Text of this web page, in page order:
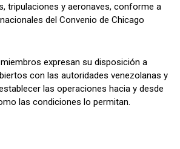
tripulaciones y aeronaves, conforme a
del Convenio de Chicago
expresan su disposición a
con las autoridades venezolanas y
las operaciones hacia y desde
las condiciones lo permitan.